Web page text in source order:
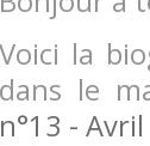
Voici la
dans le
n°13 -